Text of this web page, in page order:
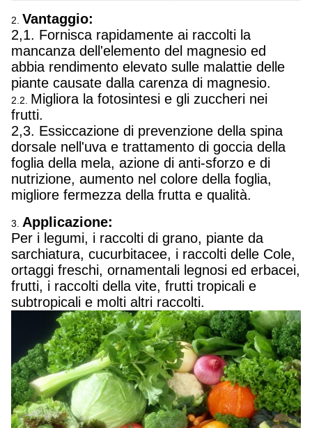
2. Vantaggio:
2,1. Fornisca rapidamente ai raccolti la
mancanza dell'elemento del magnesio ed
abbia rendimento elevato sulle malattie delle
piante causate dalla carenza di magnesio.
2.2. Migliora la fotosintesi e gli zuccheri nei
frutti.
2,3. Essiccazione di prevenzione della spina
dorsale nell'uva e trattamento di goccia della
foglia della mela, azione di anti-sforzo e di
nutrizione, aumento nel colore della foglia,
migliore fermezza della frutta e qualità.
3. Applicazione:
Per i legumi, i raccolti di grano, piante da
sarchiatura, cucurbitacee, i raccolti delle Cole,
ortaggi freschi, ornamentali legnosi ed erbacei,
frutti, i raccolti della vite, frutti tropicali e
subtropicali e molti altri raccolti.